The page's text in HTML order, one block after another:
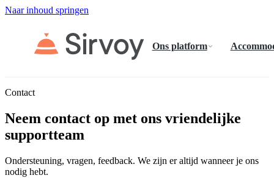
Naar inhoud springen
Ons platform
Contact
Neem contact op met ons vriendelijke
supportteam
Ondersteuning, vragen, feedback. We zijn er altijd wanneer je ons
nodig hebt.